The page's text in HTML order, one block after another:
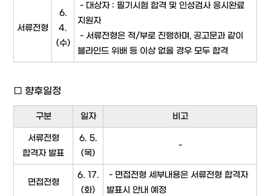
서류전형
6.
4.
(수)
- 대상자 : 필기시험 합격 및 인성검사 응시완료
지원자
- 서류전형은 적/부로 진행하며, 공고문과 같이
블라인드 위배 등 이상 없을 경우 모두 합격
□ 향후일정
구분 일자 비고
서류전형
합격자 발표
6. 5.
(목)
-
면접전형
6. 17.
(화)
- 면접전형 세부내용은 서류전형 합격자
발표시 안내 예정